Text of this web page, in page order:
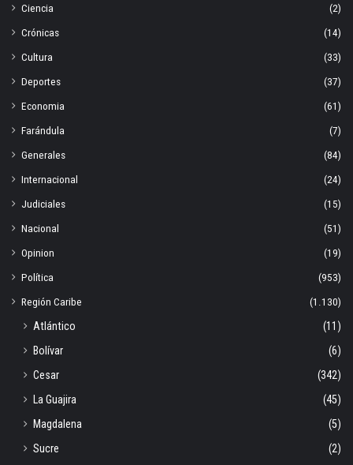
Ciencia
(2)
Crónicas
(14)
Cultura
(33)
Deportes
(37)
Economia
(61)
Farándula
(7)
Generales
(84)
Internacional
(24)
Judiciales
(15)
Nacional
(51)
Opinion
(19)
Política
(953)
Región Caribe
(1.130)
Atlántico
(11)
Bolívar
(6)
Cesar
(342)
La Guajira
(45)
Magdalena
(5)
Sucre
(2)